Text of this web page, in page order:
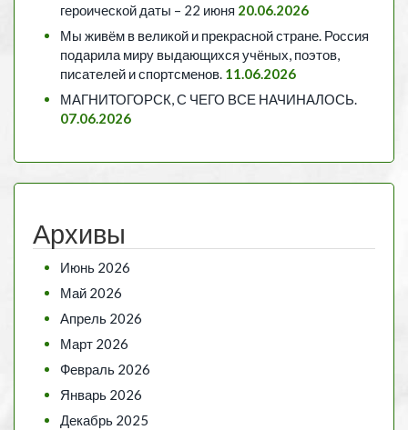
героической даты – 22 июня 20.06.2026
Мы живём в великой и прекрасной стране. Россия
подарила миру выдающихся учёных, поэтов,
писателей и спортсменов. 11.06.2026
МАГНИТОГОРСК, С ЧЕГО ВСЕ НАЧИНАЛОСЬ.
07.06.2026
Архивы
Июнь 2026
Май 2026
Апрель 2026
Март 2026
Февраль 2026
Январь 2026
Декабрь 2025